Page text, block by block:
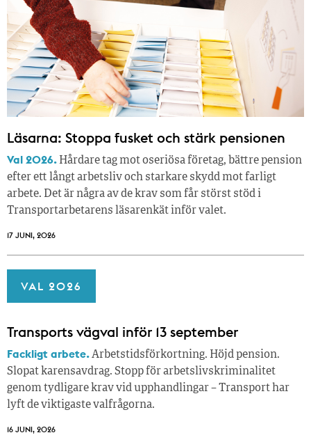
Läsarna: Stoppa fusket och stärk pensionen
Val 2026. Hårdare tag mot oseriösa företag, bättre pension
efter ett långt arbetsliv och starkare skydd mot farligt
arbete. Det är några av de krav som får störst stöd i
Transportarbetarens läsar­enkät inför valet.
17 JUNI, 2026
VAL 2026
Transports vägval inför 13 september
Fackligt arbete.Arbetstidsförkortning. Höjd pension.
Slopat karensavdrag. Stopp för arbetslivskriminalitet
genom tydligare krav vid upphandlingar – Transport har
lyft de viktigaste valfrågorna.
16 JUNI, 2026